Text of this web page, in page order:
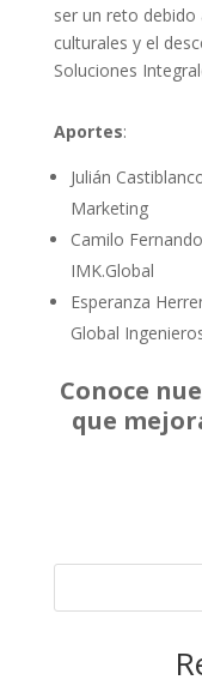
ser un reto debido
culturales y el
Soluciones
Aportes:
Julián
Marketing
Camilo
IMK.Global
Esperanza
Global
Conoce
que